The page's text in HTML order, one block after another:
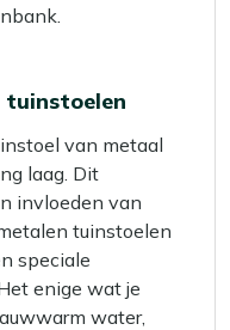
tuinstoelen
van metaal
laag. Dit
invloeden van
tuinstoelen
speciale
enige wat je
water,